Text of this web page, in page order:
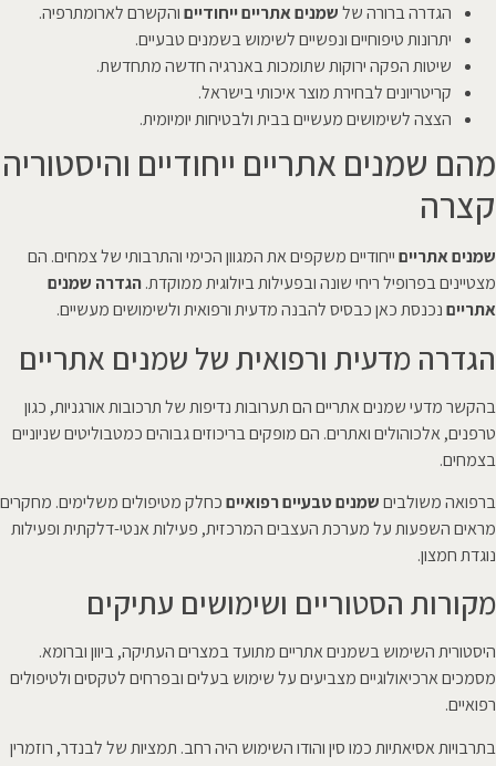
הגדרה ברורה שלשמנים אתריים ייחודייםוהקשרם לארומתרפיה.
יתרונות טיפוחיים ונפשיים לשימוש בשמנים טבעיים.
שיטות הפקה ירוקות שתומכות באנרגיה חדשה מתחדשת.
קריטריונים לבחירת מוצר איכותי בישראל.
הצצה לשימושים מעשיים בבית ולבטיחות יומיומית.
מהם שמנים אתריים ייחודיים והיסטוריה
קצרה
שמנים אתרייםייחודיים משקפים את המגוון הכימי והתרבותי של צמחים. הם
מצטיינים בפרופיל ריחי שונה ובפעילות ביולוגית ממוקדת.הגדרה שמנים
אתרייםנכנסת כאן כבסיס להבנה מדעית ורפואית ולשימושים מעשיים.
הגדרה מדעית ורפואית של שמנים אתריים
בהקשר מדעי שמנים אתריים הם תערובות נדיפות של תרכובות אורגניות, כגון
טרפנים, אלכוהולים ואתרים. הם מופקים בריכוזים גבוהים כמטבוליטים שניוניים
בצמחים.
ברפואה משולביםשמנים טבעיים רפואייםכחלק מטיפולים משלימים. מחקרים
מראים השפעות על מערכת העצבים המרכזית, פעילות אנטי-דלקתית ופעילות
נוגדת חמצון.
מקורות הסטוריים ושימושים עתיקים
היסטורית השימוש בשמנים אתריים מתועד במצרים העתיקה, ביוון וברומא.
מסמכים ארכיאולוגיים מצביעים על שימוש בעלים ובפרחים לטקסים ולטיפולים
רפואיים.
בתרבויות אסיאתיות כמו סין והודו השימוש היה רחב. תמציות של לבנדר, רוזמרין